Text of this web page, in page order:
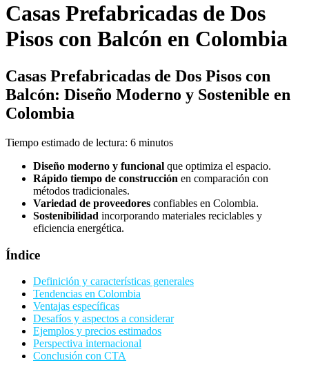
Casas Prefabricadas de Dos
Pisos con Balcón en Colombia
Casas Prefabricadas de Dos Pisos con
Balcón: Diseño Moderno y Sostenible en
Colombia
Tiempo estimado de lectura: 6 minutos
Diseño moderno y funcional que optimiza el espacio.
Rápido tiempo de construcción en comparación con
métodos tradicionales.
Variedad de proveedores confiables en Colombia.
Sostenibilidad incorporando materiales reciclables y
eficiencia energética.
Índice
Definición y características generales
Tendencias en Colombia
Ventajas específicas
Desafíos y aspectos a considerar
Ejemplos y precios estimados
Perspectiva internacional
Conclusión con CTA